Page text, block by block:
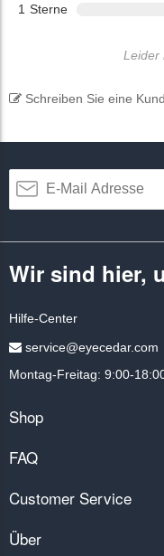
1 Sterne
Leider
Schreiben Sie eine
Wir sind hier,
Hilfe-Center
service@eyecedar.com
Montag-Freitag: 9:00-
Shop
FAQ
Customer Service
Über